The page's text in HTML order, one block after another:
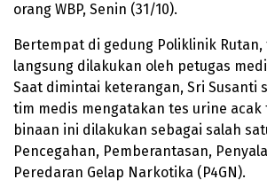
orang WBP, Senin (31/10).
Bertempat di gedung Poliklinik Rutan,
langsung dilakukan oleh petugas
Saat dimintai keterangan, Sri Susanti
tim medis mengatakan tes urine
binaan ini dilakukan sebagai salah
Pencegahan, Pemberantasan,
Peredaran Gelap Narkotika (P4GN).